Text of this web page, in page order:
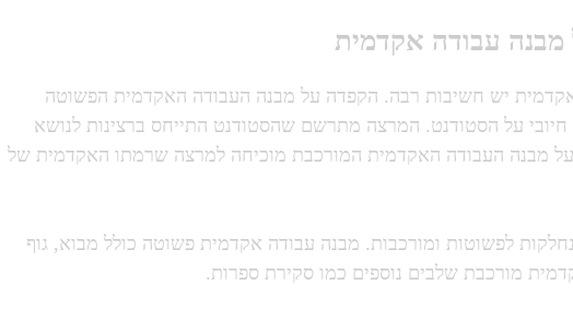
עבודה אקדמית
יש חשיבות רבה. הקפדה על מבנה העבודה האקדמית הפשוטה
חיובי על הסטודנט. המרצה מתרשם שהסטודנט התייחס ברצינות לנושא
על מבנה העבודה האקדמית המורכבת מוכיחה למרצה שרמתו האקדמית של
נחלקות לפשוטות ומורכבות. מבנה עבודה אקדמית פשוטה כולל מבוא, גוף
מורכבת שלבים נוספים כמו סקירת ספרות.